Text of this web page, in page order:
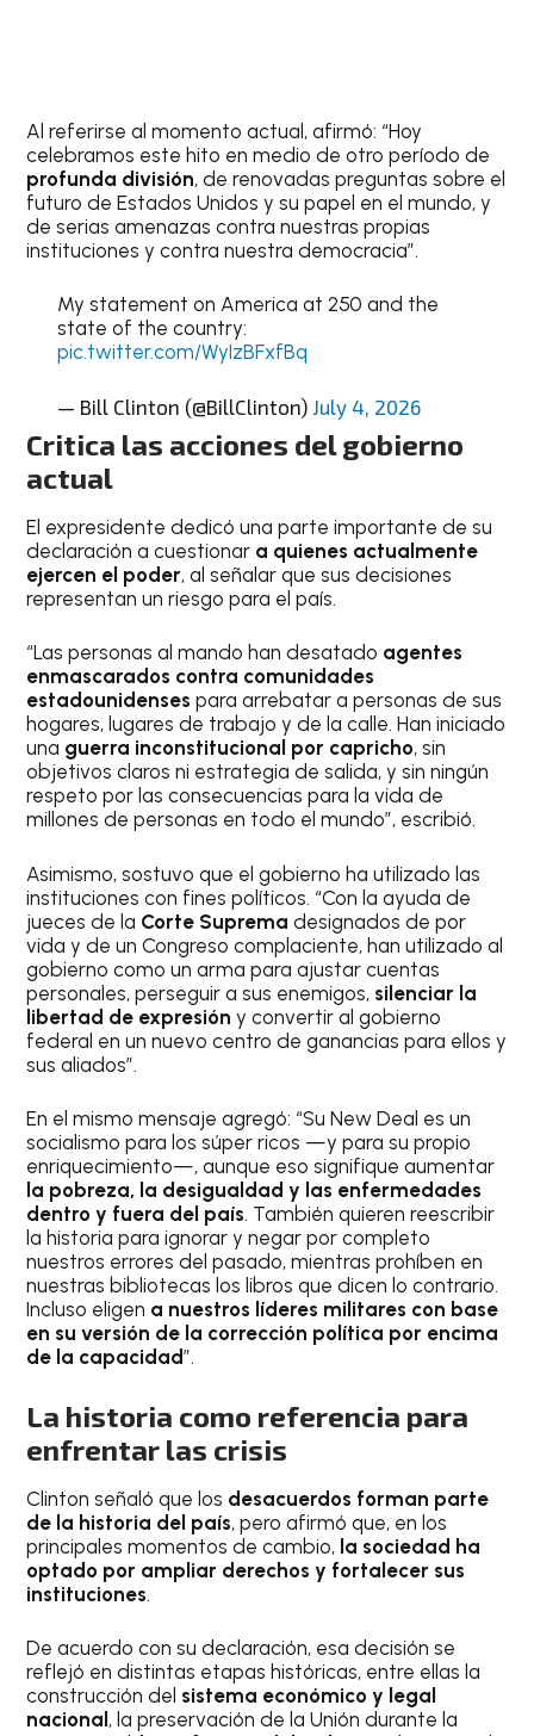
Al referirse al momento actual, afirmó: “Hoy
celebramos este hito en medio de otro período de
profunda división, de renovadas preguntas sobre el
futuro de Estados Unidos y su papel en el mundo, y
de serias amenazas contra nuestras propias
instituciones y contra nuestra democracia”.
My statement on America at 250 and the
state of the country:
pic.twitter.com/WyIzBFxfBq
— Bill Clinton (@BillClinton) July 4, 2026
Critica las acciones del gobierno
actual
El expresidente dedicó una parte importante de su
declaración a cuestionar a quienes actualmente
ejercen el poder, al señalar que sus decisiones
representan un riesgo para el país.
“Las personas al mando han desatado agentes
enmascarados contra comunidades
estadounidenses para arrebatar a personas de sus
hogares, lugares de trabajo y de la calle. Han iniciado
una guerra inconstitucional por capricho, sin
objetivos claros ni estrategia de salida, y sin ningún
respeto por las consecuencias para la vida de
millones de personas en todo el mundo”, escribió.
Asimismo, sostuvo que el gobierno ha utilizado las
instituciones con fines políticos. “Con la ayuda de
jueces de la Corte Suprema designados de por
vida y de un Congreso complaciente, han utilizado al
gobierno como un arma para ajustar cuentas
personales, perseguir a sus enemigos, silenciar la
libertad de expresión y convertir al gobierno
federal en un nuevo centro de ganancias para ellos y
sus aliados”.
En el mismo mensaje agregó: “Su New Deal es un
socialismo para los súper ricos —y para su propio
enriquecimiento—, aunque eso signifique aumentar
la pobreza, la desigualdad y las enfermedades
dentro y fuera del país. También quieren reescribir
la historia para ignorar y negar por completo
nuestros errores del pasado, mientras prohíben en
nuestras bibliotecas los libros que dicen lo contrario.
Incluso eligen a nuestros líderes militares con base
en su versión de la corrección política por encima
de la capacidad”.
La historia como referencia para
enfrentar las crisis
Clinton señaló que los desacuerdos forman parte
de la historia del país, pero afirmó que, en los
principales momentos de cambio, la sociedad ha
optado por ampliar derechos y fortalecer sus
instituciones.
De acuerdo con su declaración, esa decisión se
reflejó en distintas etapas históricas, entre ellas la
construcción del sistema económico y legal
nacional , la preservación de la Unión durante la